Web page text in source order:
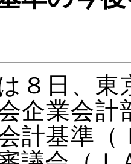
８日、
企業会計
計基準（